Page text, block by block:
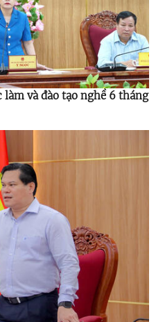
làm và đào tạo nghề 6 tháng